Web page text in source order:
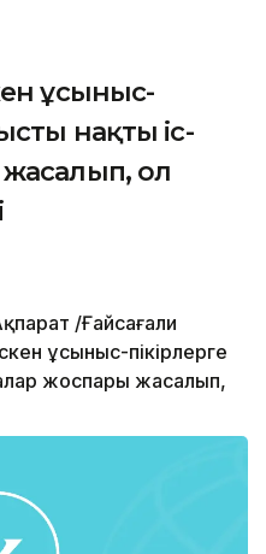
ұсыныс-
нақты іс-
ол
/Ғайсағали
ұсыныс-пікірлерге
жоспары жасалып,